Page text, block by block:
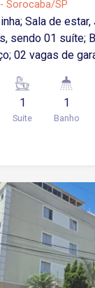
Sorocaba/SP
sendo 01 suíte;
02 vagas de
Vila Gabriel,
da cidade. A
Dr. Artur
comércio local,
oferecendo
em contato e
1
Suite
1
Banho